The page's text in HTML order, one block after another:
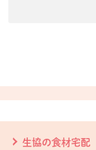
生協の食材宅配